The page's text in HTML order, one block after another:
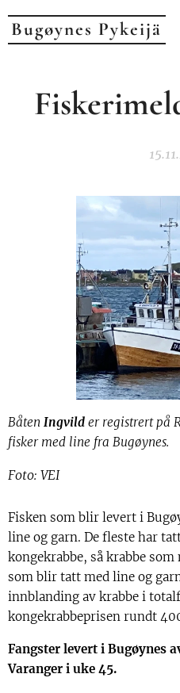
Bugøynes Pykeijä
Båten Ingvild er registrert på
fisker med line fra Bugøynes.
Foto: VEI
Fisken som blir levert i
line og garn. De fleste har
kongekrabbe, så krabbe
som blir tatt med line og
innblanding av krabbe i
kongekrabbeprisen rundt
Fangster levert i Bugøynes
Varanger i uke 45.